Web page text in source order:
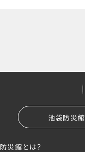
池袋防災館
防災館とは？